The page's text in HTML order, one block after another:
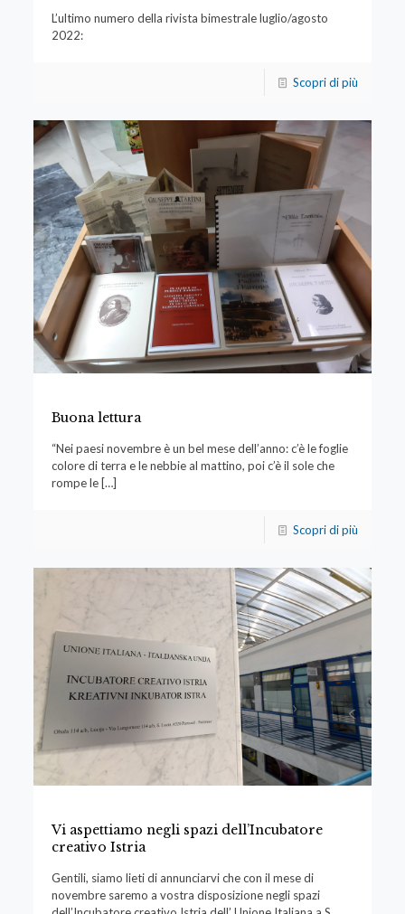
L’ultimo numero della rivista bimestrale luglio/agosto
2022:
Scopri di più
Buona lettura
“Nei paesi novembre è un bel mese dell’anno: c’è le foglie
colore di terra e le nebbie al mattino, poi c’è il sole che
rompe le[…]
Scopri di più
Vi aspettiamo negli spazi dell’Incubatore
creativo Istria
Gentili, siamo lieti di annunciarvi che con il mese di
novembre saremo a vostra disposizione negli spazi